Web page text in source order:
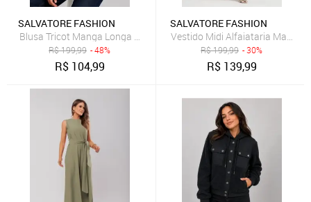
SALVATORE FASHION
Blusa Tricot Manga Longa Gola Alta com Tranças Salvatore Cinza
R$199,99 - 48%
R$ 104,99
SALVATORE FASHION
Vestido Midi Alfaiataria Marrant
R$199,99 - 30%
R$ 139,99